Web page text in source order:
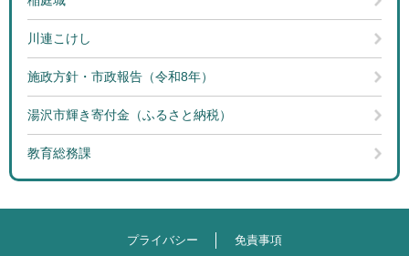
川連こけし
施政方針・市政報告（令和8年）
湯沢市輝き寄付金（ふるさと納税）
教育総務課
プライバシー
免責事項